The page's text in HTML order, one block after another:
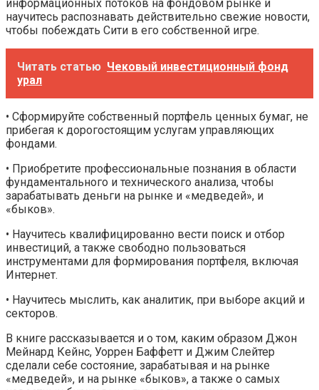
информационных потоков на фондовом рынке и
научитесь распознавать действительно свежие новости,
чтобы побеждать Сити в его собственной игре.
Читать статью Чековый инвестиционный фонд
урал
• Сформируйте собственный портфель ценных бумаг, не
прибегая к дорогостоящим услугам управляющих
фондами.
• Приобретите профессиональные познания в области
фундаментального и технического анализа, чтобы
зарабатывать деньги на рынке и «медведей», и
«быков».
• Научитесь квалифицированно вести поиск и отбор
инвестиций, а также свободно пользоваться
инструментами для формирования портфеля, включая
Интернет.
• Научитесь мыслить, как аналитик, при выборе акций и
секторов.
В книге рассказывается и о том, каким образом Джон
Мейнард Кейнс, Уоррен Баффетт и Джим Слейтер
сделали себе состояние, зарабатывая и на рынке
«медведей», и на рынке «быков», а также о самых